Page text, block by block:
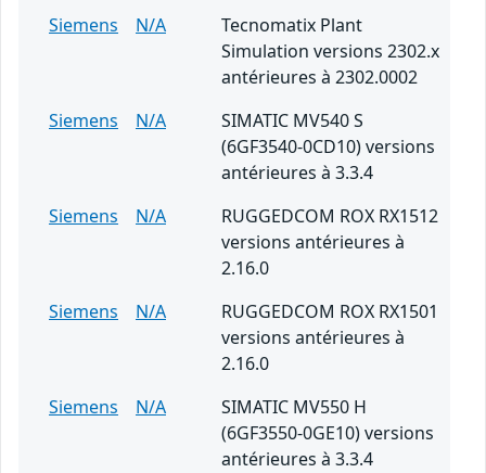
Siemens
N/A
Tecnomatix Plant
Simulation versions 2302.x
antérieures à 2302.0002
Siemens
N/A
SIMATIC MV540 S
(6GF3540-0CD10) versions
antérieures à 3.3.4
Siemens
N/A
RUGGEDCOM ROX RX1512
versions antérieures à
2.16.0
Siemens
N/A
RUGGEDCOM ROX RX1501
versions antérieures à
2.16.0
Siemens
N/A
SIMATIC MV550 H
(6GF3550-0GE10) versions
antérieures à 3.3.4